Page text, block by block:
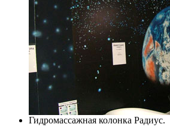
Гидромассажная колонка Радиус.